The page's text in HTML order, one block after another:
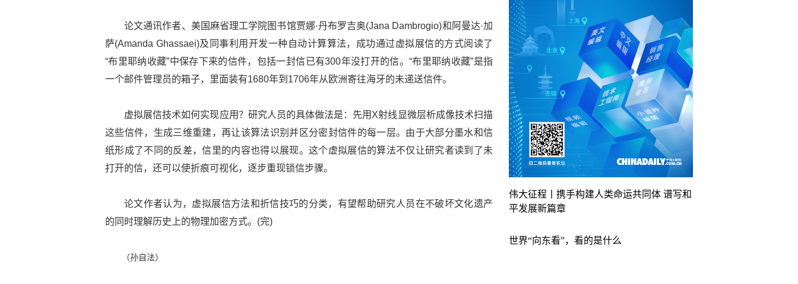
论文通讯作者、美国麻省理工学院图书馆贾娜·丹布罗吉奥(Jana Dambrogio)和阿曼达·加
萨(Amanda Ghassaei)及同事利用开发一种自动计算算法，成功通过虚拟展信的方式阅读了
“布里耶纳收藏”中保存下来的信件，包括一封信已有300年没打开的信。“布里耶纳收藏”是指
一个邮件管理员的箱子，里面装有1680年到1706年从欧洲寄往海牙的未递送信件。
虚拟展信技术如何实现应用？研究人员的具体做法是：先用X射线显微层析成像技术扫描
这些信件，生成三维重建，再让该算法识别并区分密封信件的每一层。由于大部分墨水和信
纸形成了不同的反差，信里的内容也得以展现。这个虚拟展信的算法不仅让研究者读到了未
打开的信，还可以使折痕可视化，逐步重现锁信步骤。
论文作者认为，虚拟展信方法和折信技巧的分类，有望帮助研究人员在不破坏文化遗产
的同时理解历史上的物理加密方式。(完)
（孙自法）
伟大征程丨携手构建人类命运共同体 谱写和
平发展新篇章
世界“向东看”，看的是什么